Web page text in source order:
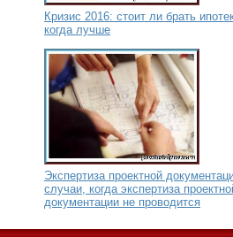
Кризис 2016: стоит ли брать
когда лучше
Экспертиза проектной
случаи, когда экспертиза
документации не проводится